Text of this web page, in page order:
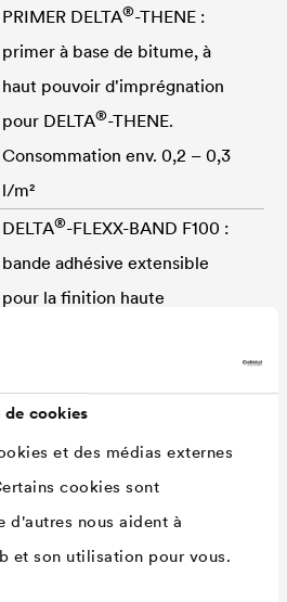
cookies
et des médias externes
cookies sont
d'autres nous aident à
et son utilisation pour vous.
PRIMER DELTA®-THENE :
primer à base de bitume, à
haut pouvoir d'imprégnation
pour DELTA®-THENE.
Consommation env. 0,2 – 0,3
l/m²
DELTA®-FLEXX-BAND F100 :
bande adhésive extensible
pour la finition haute
≥ 200 N/5 cm [EN 13317-1]
-30°C à +80°C